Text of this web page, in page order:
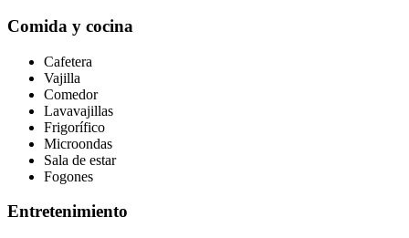
Comida y cocina
Cafetera
Vajilla
Comedor
Lavavajillas
Frigorífico
Microondas
Sala de estar
Fogones
Entretenimiento